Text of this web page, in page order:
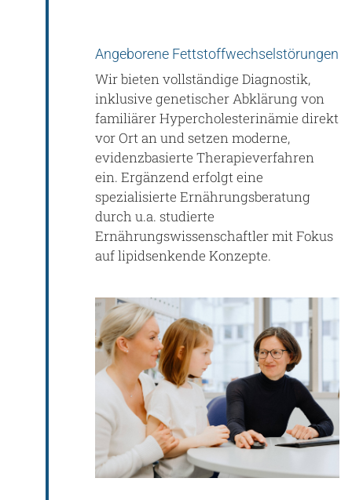
Angeborene Fettstoffwechselstörungen
Wir bieten vollständige Diagnostik,
inklusive genetischer Abklärung von
familiärer Hypercholesterinämie direkt
vor Ort an und setzen moderne,
evidenzbasierte Therapieverfahren
ein. Ergänzend erfolgt eine
spezialisierte Ernährungsberatung
durch u.a. studierte
Ernährungswissenschaftler mit Fokus
auf lipidsenkende Konzepte.